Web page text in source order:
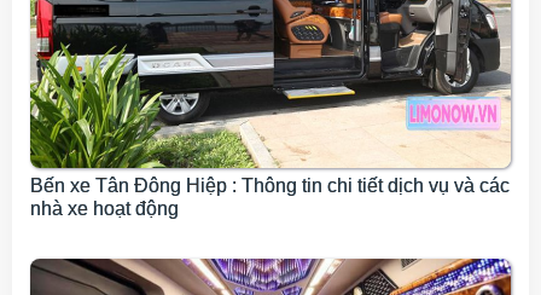
Bến xe Tân Đông Hiệp : Thông tin chi tiết dịch vụ và các
nhà xe hoạt động